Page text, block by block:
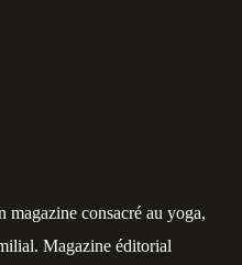
magazine consacré au yoga,
Magazine éditorial